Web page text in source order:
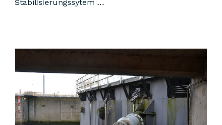
Stabilisierungssytem …